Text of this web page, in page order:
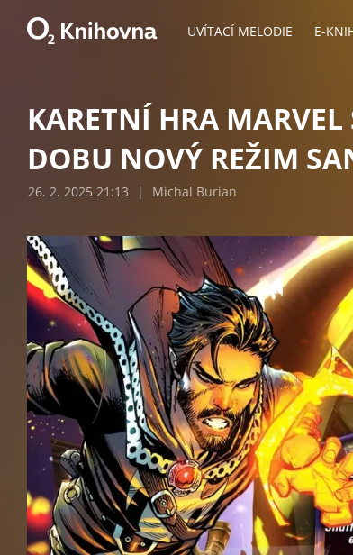
UVÍTACÍ MELODIE E-
KARETNÍ HRA
DOBU NOVÝ REŽIM
26. 2. 2025 21:13 | Michal Burian